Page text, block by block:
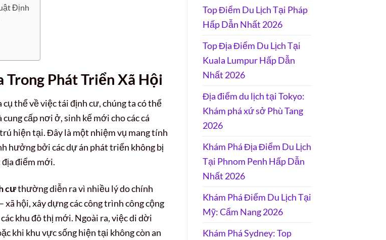
Định
Trong Phát Triển Xã Hội
thể về việc tái định cư, chúng ta có thể
cấp nơi ở, sinh kế mới cho các cá
hiện tại. Đây là một nhiệm vụ mang tính
hưởng bởi các dự án phát triển không bị
điểm mới.
cưthường diễn ra vì nhiều lý do chính
hội, xây dựng các công trình công cộng
khu đô thị mới. Ngoài ra, việc di dời
khi khu vực sống hiện tại không còn an
Top Điểm Du Lịch Tại Pháp
Hấp Dẫn Nhất 2026
Top Địa Điểm Du Lịch Tại
Kuala Lumpur Hấp Dẫn
Nhất 2026
Địa điểm du lịch tại Tokyo:
Khám phá xứ sở Phù Tang
2026
Khám Phá Địa Điểm Du Lịch
Tại Phnom Penh Hấp Dẫn
Nhất 2026
Khám Phá Điểm Du Lịch Tại
Mỹ: Cẩm Nang 2026
Khám Phá Sydney: Top